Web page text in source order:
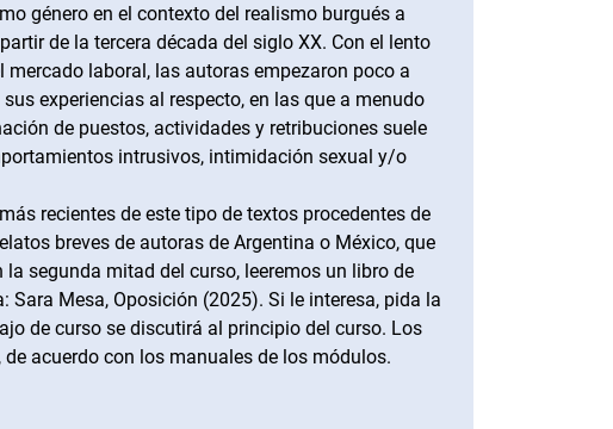
género en el contexto del realismo burgués a
de la tercera década del siglo XX. Con el lento
laboral, las autoras empezaron poco a
experiencias al respecto, en las que a menudo
de puestos, actividades y retribuciones suele
intrusivos, intimidación sexual y/o
recientes de este tipo de textos procedentes de
breves de autoras de Argentina o México, que
segunda mitad del curso, leeremos un libro de
Mesa, Oposición (2025). Si le interesa, pida la
de curso se discutirá al principio del curso. Los
acuerdo con los manuales de los módulos.
y América Latina y sus antecedentes: La desigualdad social en el eje del